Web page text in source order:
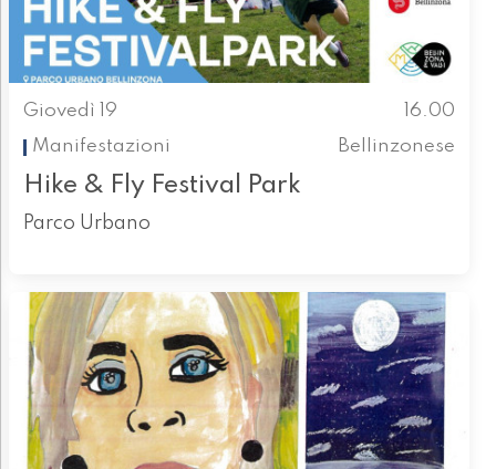
Giovedì 19
16.00
Manifestazioni
Bellinzonese
Hike & Fly Festival Park
Parco Urbano